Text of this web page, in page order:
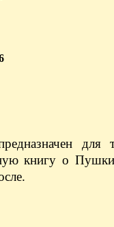
для
книгу о